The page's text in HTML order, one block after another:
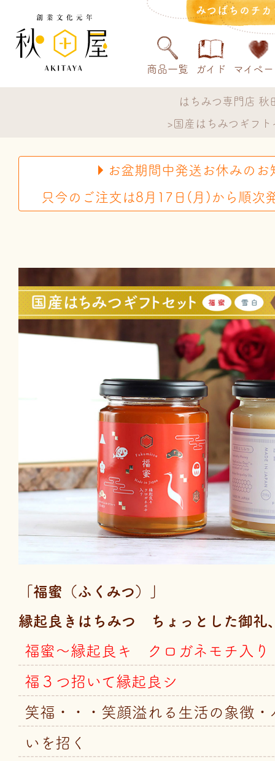
みつばちのチ
商品一覧 ガイド マイペ
はちみつ専門店 秋
国産はちみつギフ
お盆期間中発送お休みのお
只今のご注文は8月17日(月)から順次
「福蜜（ふくみつ）」
縁起良きはちみつ ちょっとした御礼
福蜜～縁起良キ クロガネモチ入り
福３つ招いて縁起良シ
笑福・・・笑顔溢れる生活の象徴
いを招く